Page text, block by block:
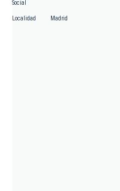
Social
Localidad Madrid